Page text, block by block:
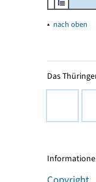
▴ nach oben
Das